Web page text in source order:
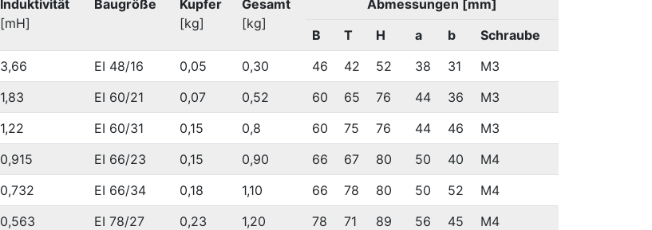
Induktivität
[mH]
Baugröße
Kupfer
[kg]
Gesamt
[kg]
Abmessungen [mm]
B
T H a b
Schraube
3,66 EI 48/16 0,05 0,30 46 42 52 38 31
M3
1,83 EI 60/21 0,07 0,52 60 65 76 44 36
M3
1,22 EI 60/31 0,15 0,8 60 75 76 44 46
M3
0,915 EI 66/23 0,15 0,90 66 67 80 50 40
M4
0,732 EI 66/34 0,18 1,10 66 78 80 50 52
M4
0,563 EI 78/27 0,23 1,20 78 71 89 56 45
M4